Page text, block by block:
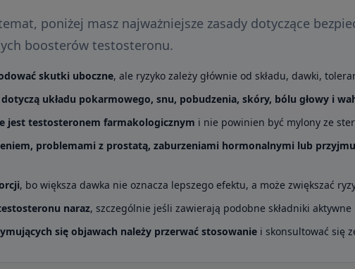
poniżej masz najważniejsze zasady dotyczące
boosterów testosteronu.
skutki uboczne, ale ryzyko zależy głównie od składu, dawki,
dotyczą układu pokarmowego, snu, pobudzenia, skóry, bólu głowy i
jest testosteronem farmakologicznym i nie powinien być mylony ze
problemami z prostatą, zaburzeniami hormonalnymi lub
, bo większa dawka nie oznacza lepszego efektu, a może zwiększać
naraz, szczególnie jeśli zawierają podobne składniki aktywne
się objawach należy przerwać stosowanie i skonsultować się